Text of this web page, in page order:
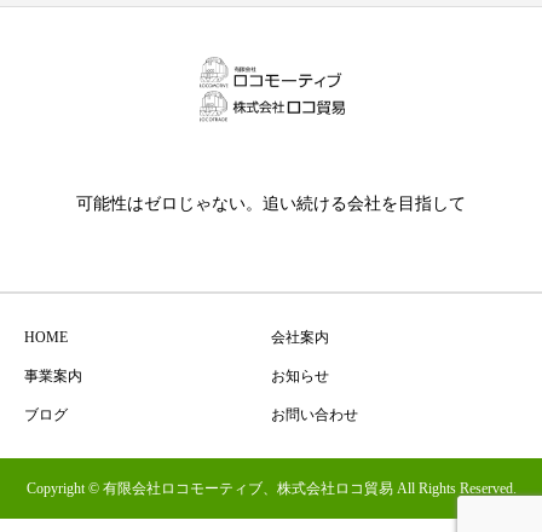
可能性はゼロじゃない。追い続ける会社を目指して
HOME 会社案内
事業案内 お知らせ
ブログ お問い合わせ
Copyright © 有限会社ロコモーティブ、株式会社ロコ貿易 All Rights Reserved.